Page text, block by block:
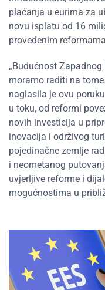
plaćanja u eurima za
novu isplatu od 16
provedenim
„Budućnost
moramo raditi na
naglasila je ovu
u toku, od reformi
novih investicija u
inovacija i održivog
pojedinačne zemlje
i neometanog
uvjerljive reforme i
mogućnostima u